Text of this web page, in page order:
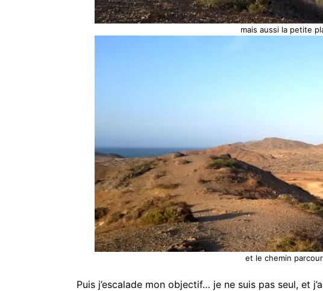
mais aussi la petite
et le chemin
Puis j’escalade mon objectif… je ne suis pas seul, et